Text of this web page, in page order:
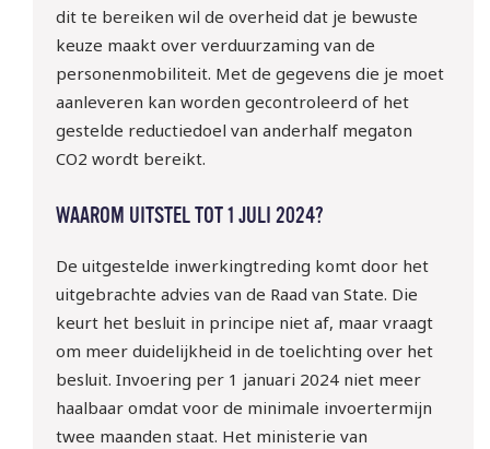
dit te bereiken wil de overheid dat je bewuste
keuze maakt over verduurzaming van de
personenmobiliteit. Met de gegevens die je moet
aanleveren kan worden gecontroleerd of het
gestelde reductiedoel van anderhalf megaton
CO2 wordt bereikt.
WAAROM UITSTEL TOT 1 JULI 2024?
De uitgestelde inwerkingtreding komt door het
uitgebrachte advies van de Raad van State. Die
keurt het besluit in principe niet af, maar vraagt
om meer duidelijkheid in de toelichting over het
besluit. Invoering per 1 januari 2024 niet meer
haalbaar omdat voor de minimale invoertermijn
twee maanden staat. Het ministerie van